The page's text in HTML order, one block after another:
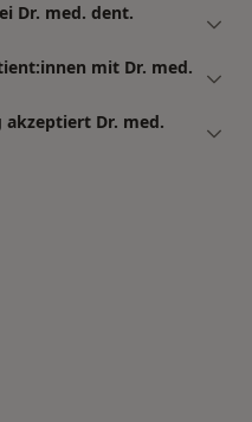
Dr. med. dent.
mit Dr. med.
akzeptiert Dr. med.